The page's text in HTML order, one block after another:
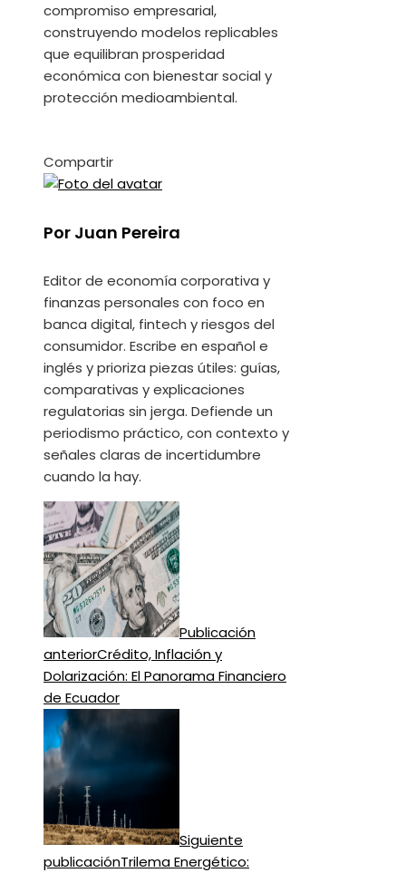
compromiso empresarial,
construyendo modelos replicables
que equilibran prosperidad
económica con bienestar social y
protección medioambiental.
Compartir
Facebook
Twitter
LinkedIn
Pinterest
Stumbleupon
Email
Por Juan Pereira
Editor de economía corporativa y
finanzas personales con foco en
banca digital, fintech y riesgos del
consumidor. Escribe en español e
inglés y prioriza piezas útiles: guías,
comparativas y explicaciones
regulatorias sin jerga. Defiende un
periodismo práctico, con contexto y
señales claras de incertidumbre
cuando la hay.
Publicación
anteriorCrédito, Inflación y
Dolarización: El Panorama Financiero
de Ecuador
Siguiente
publicaciónTrilema Energético: